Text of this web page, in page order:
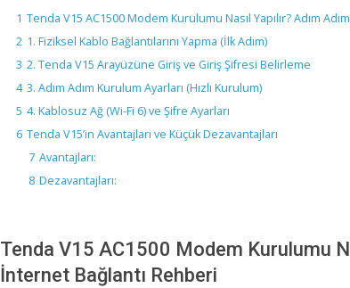
1 Tenda V15 AC1500 Modem Kurulumu Nasıl Yapılır? Adım
2 1. Fiziksel Kablo Bağlantılarını Yapma (İlk Adım)
3 2. Tenda V15 Arayüzüne Giriş ve Giriş Şifresi Belirleme
4 3. Adım Adım Kurulum Ayarları (Hızlı Kurulum)
5 4. Kablosuz Ağ (Wi-Fi 6) ve Şifre Ayarları
6 Tenda V15’in Avantajları ve Küçük Dezavantajları
7 Avantajları:
8 Dezavantajları:
Tenda V15 AC1500 Modem Kurulumu
İnternet Bağlantı Rehberi